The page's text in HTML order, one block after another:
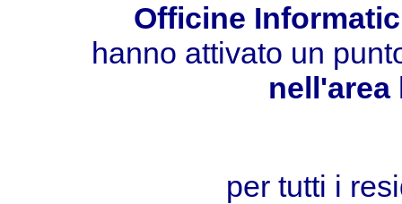
Officine
hanno attivato un
nell'area
per tutti i